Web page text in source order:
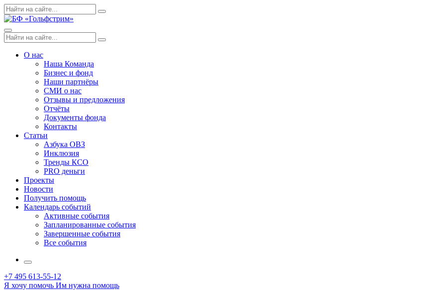
Skip
to
Поиск
по:
Search
Menu
Поиск
по:
Search
О нас
Наша Команда
Бизнес и фонд
Наши партнёры
СМИ о нас
Отзывы и предложения
Отчёты
Документы фонда
Контакты
Статьи
Азбука ОВЗ
Инклюзия
Тренды КСО
PRO деньги
Проекты
Новости
Получить помощь
Календарь событий
Активные события
Запланированные события
Завершенные события
Все события
More
+7 495 613-55-12
Я хочу помочь Им нужна помощь